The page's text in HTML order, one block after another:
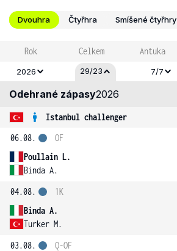
Dvouhra Čtyřhra Smíšené čtyřhry
Rok Celkem Antuka
2026 29/23 7/7
Odehrané zápasy2026
Istanbul challenger
06.08.
Poullain L.
Binda A.
OF
04.08.
Binda A.
Turker M.
1K
03.08.
Q-OF